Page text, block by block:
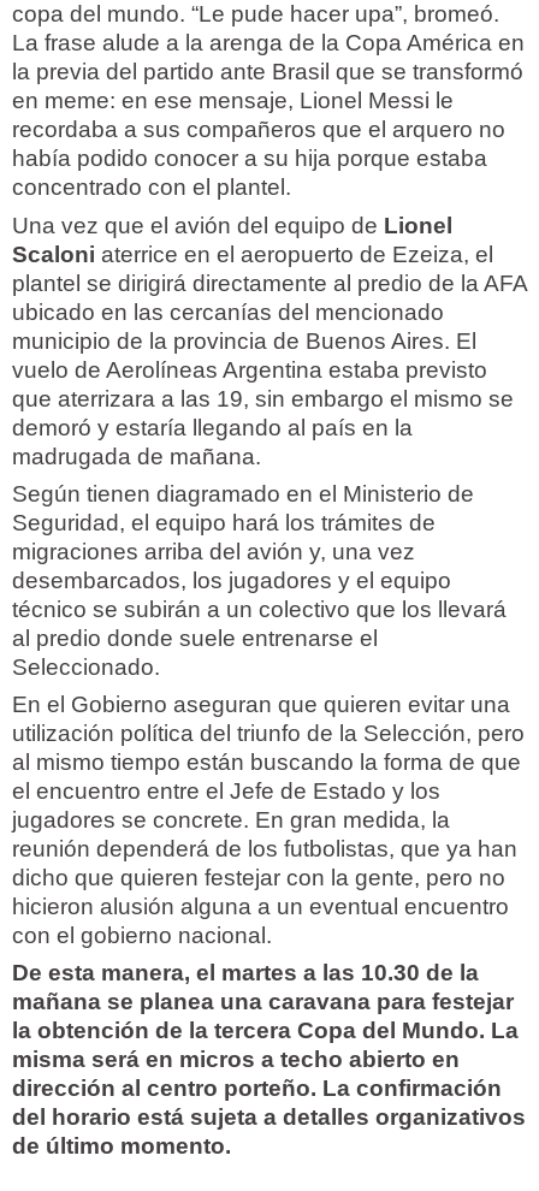
copa del mundo. “Le pude hacer upa”, bromeó.
La frase alude a la arenga de la Copa América en
la previa del partido ante Brasil que se transformó
en meme: en ese mensaje, Lionel Messi le
recordaba a sus compañeros que el arquero no
había podido conocer a su hija porque estaba
concentrado con el plantel.
Una vez que el avión del equipo de Lionel
Scaloni aterrice en el aeropuerto de Ezeiza, el
plantel se dirigirá directamente al predio de la AFA
ubicado en las cercanías del mencionado
municipio de la provincia de Buenos Aires. El
vuelo de Aerolíneas Argentina estaba previsto
que aterrizara a las 19, sin embargo el mismo se
demoró y estaría llegando al país en la
madrugada de mañana.
Según tienen diagramado en el Ministerio de
Seguridad, el equipo hará los trámites de
migraciones arriba del avión y, una vez
desembarcados, los jugadores y el equipo
técnico se subirán a un colectivo que los llevará
al predio donde suele entrenarse el
Seleccionado.
En el Gobierno aseguran que quieren evitar una
utilización política del triunfo de la Selección, pero
al mismo tiempo están buscando la forma de que
el encuentro entre el Jefe de Estado y los
jugadores se concrete. En gran medida, la
reunión dependerá de los futbolistas, que ya han
dicho que quieren festejar con la gente, pero no
hicieron alusión alguna a un eventual encuentro
con el gobierno nacional.
De esta manera, el martes a las 10.30 de la
mañana se planea una caravana para festejar
la obtención de la tercera Copa del Mundo. La
misma será en micros a techo abierto en
dirección al centro porteño. La confirmación
del horario está sujeta a detalles organizativos
de último momento.